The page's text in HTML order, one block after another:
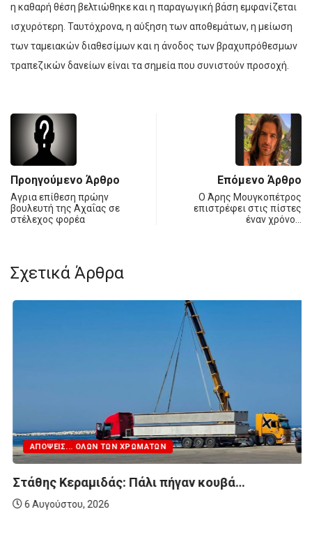
η καθαρή θέση βελτιώθηκε και η παραγωγική βάση εμφανίζεται
ισχυρότερη. Ταυτόχρονα, η αύξηση των αποθεμάτων, η μείωση
των ταμειακών διαθεσίμων και η άνοδος των βραχυπρόθεσμων
τραπεζικών δανείων είναι τα σημεία που συνιστούν προσοχή.
Προηγούμενο Άρθρο
Αγρια επίθεση πρώην
βουλευτή της Αχαΐας σε
στέλεχος φορέα
Επόμενο Άρθρο
Ο Άρης Μουγκοπέτρος
επιστρέφει στις πίστες
έναν χρόνο…
Σχετικά Άρθρα
ΑΠΌΨΕΙΣ... ΌΛΩΝ ΤΩΝ ΧΡΩΜΆΤΩΝ
Στάθης Κεραμιδάς: Πάλι πήγαν κουβά…
6 Αυγούστου, 2026